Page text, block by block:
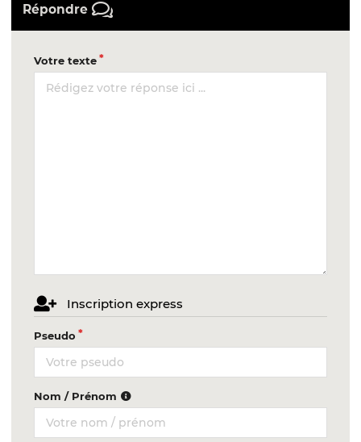
Répondre
Votre texte
Inscription express
Pseudo
Nom / Prénom